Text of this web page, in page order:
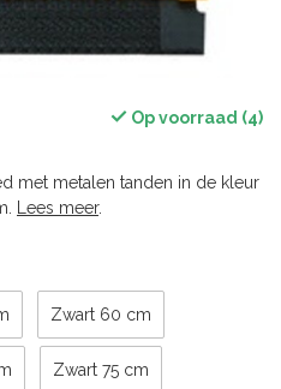
Op voorraad (4)
met metalen tanden in de kleur
Lees meer.
Zwart 60 cm
Zwart 75 cm